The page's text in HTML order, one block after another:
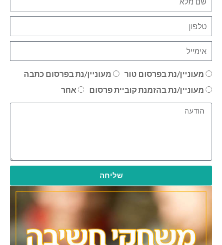
מעוניין/נת בפרסום טור
מעוניין/נת בפרסום כתבה
מעוניין/נת בהזמנת קוביית פרסום
אחר
שליחה